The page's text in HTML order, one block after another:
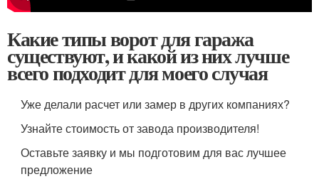
Какие типы ворот для гаража
существуют, и какой из них лучше
всего подходит для моего случая
Уже делали расчет или замер в других компаниях?
Узнайте стоимость от завода производителя!
Оставьте заявку и мы подготовим для вас лучшее
предложение